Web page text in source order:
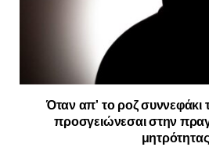
Όταν απ’ το ροζ συννεφάκι
προσγειώνεσαι στην
μητρότητας